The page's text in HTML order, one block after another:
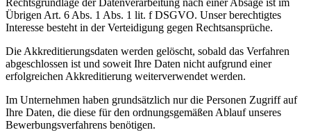
Rechtsgrundlage der Datenverarbeitung nach einer Absage ist im
Übrigen Art. 6 Abs. 1 Abs. 1 lit. f DSGVO. Unser berechtigtes
Interesse besteht in der Verteidigung gegen Rechtsansprüche.
Die Akkreditierungsdaten werden gelöscht, sobald das Verfahren
abgeschlossen ist und soweit Ihre Daten nicht aufgrund einer
erfolgreichen Akkreditierung weiterverwendet werden.
Im Unternehmen haben grundsätzlich nur die Personen Zugriff auf
Ihre Daten, die diese für den ordnungsgemäßen Ablauf unseres
Bewerbungsverfahrens benötigen.